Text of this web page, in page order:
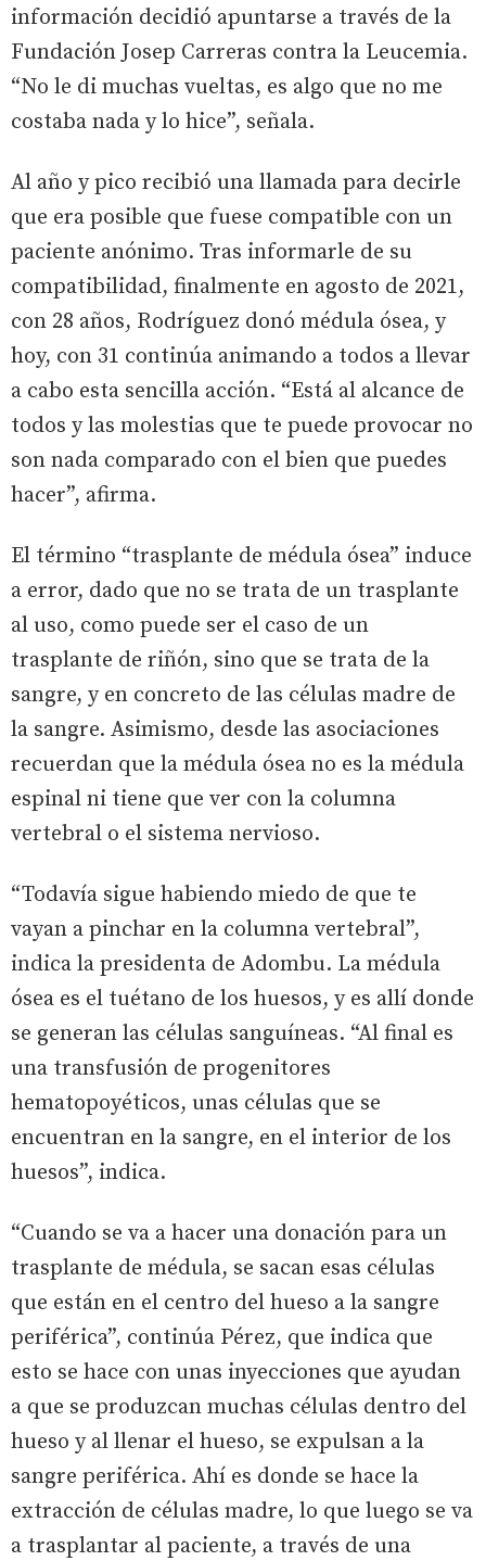
información decidió apuntarse a través de la
Fundación Josep Carreras contra la Leucemia.
“No le di muchas vueltas, es algo que no me
costaba nada y lo hice”, señala.
Al año y pico recibió una llamada para decirle
que era posible que fuese compatible con un
paciente anónimo. Tras informarle de su
compatibilidad, finalmente en agosto de 2021,
con 28 años, Rodríguez donó médula ósea, y
hoy, con 31 continúa animando a todos a llevar
a cabo esta sencilla acción. “Está al alcance de
todos y las molestias que te puede provocar no
son nada comparado con el bien que puedes
hacer”, afirma.
El término “trasplante de médula ósea” induce
a error, dado que no se trata de un trasplante
al uso, como puede ser el caso de un
trasplante de riñón, sino que se trata de la
sangre, y en concreto de las células madre de
la sangre. Asimismo, desde las asociaciones
recuerdan que la médula ósea no es la médula
espinal ni tiene que ver con la columna
vertebral o el sistema nervioso.
“Todavía sigue habiendo miedo de que te
vayan a pinchar en la columna vertebral”,
indica la presidenta de Adombu. La médula
ósea es el tuétano de los huesos, y es allí donde
se generan las células sanguíneas. “Al final es
una transfusión de progenitores
hematopoyéticos, unas células que se
encuentran en la sangre, en el interior de los
huesos”, indica.
“Cuando se va a hacer una donación para un
trasplante de médula, se sacan esas células
que están en el centro del hueso a la sangre
periférica”, continúa Pérez, que indica que
esto se hace con unas inyecciones que ayudan
a que se produzcan muchas células dentro del
hueso y al llenar el hueso, se expulsan a la
sangre periférica. Ahí es donde se hace la
extracción de células madre, lo que luego se va
a trasplantar al paciente, a través de una